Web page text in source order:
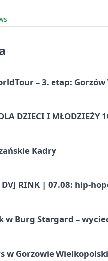
– 3. etap:
DZIECI I
Kadry
RINK | 07.08: hip-
w Burg Stargard –
w Gorzowie